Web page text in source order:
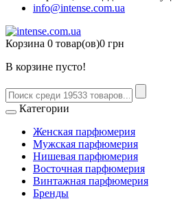
info@intense.com.ua
Корзина 0 товар(ов)0 грн
В корзине пусто!
Категории
Женская парфюмерия
Мужская парфюмерия
Нишевая парфюмерия
Восточная парфюмерия
Винтажная парфюмерия
Бренды